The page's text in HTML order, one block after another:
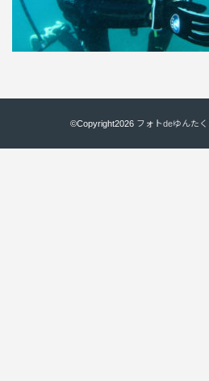
©Copyright2026 フォトdeゆんたく